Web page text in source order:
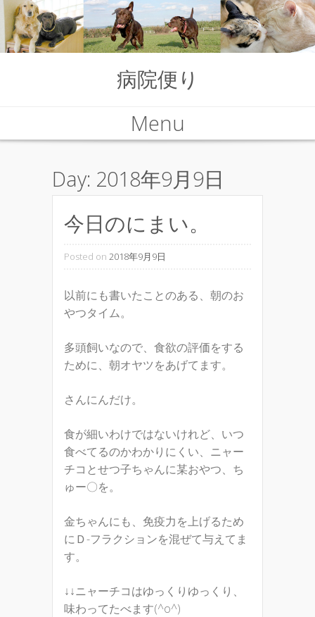
病院便り
Menu
Day: 2018年9月9日
今日のにまい。
Posted on 2018年9月9日
以前にも書いたことのある、朝のお
やつタイム。
多頭飼いなので、食欲の評価をする
ために、朝オヤツをあげてます。
さんにんだけ。
食が細いわけではないけれど、いつ
食べてるのかわかりにくい、ニャー
チコとせつ子ちゃんに某おやつ、ち
ゅー〇を。
金ちゃんにも、免疫力を上げるため
にＤ-フラクションを混ぜて与えてま
す。
↓↓ニャーチコはゆっくりゆっくり、
味わってたべます(^o^)